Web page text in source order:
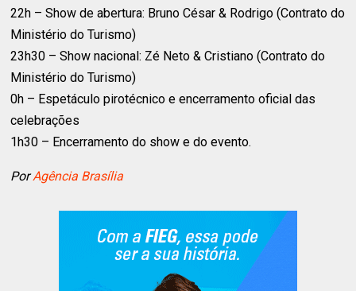
22h – Show de abertura: Bruno César & Rodrigo (Contrato do
Ministério do Turismo)
23h30 – Show nacional: Zé Neto & Cristiano (Contrato do
Ministério do Turismo)
0h – Espetáculo pirotécnico e encerramento oficial das
celebrações
1h30 – Encerramento do show e do evento.
PorAgência Brasília